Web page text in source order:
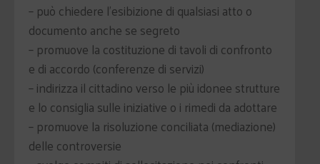
– può chiedere l'esibizione di qualsiasi atto o
documento anche se segreto
– promuove la costituzione di tavoli di confronto
e di accordo (conferenze di servizi)
– indirizza il cittadino verso le più idonee strutture
e lo consiglia sulle iniziative o i rimedi da adottare
– promuove la risoluzione conciliata (mediazione)
delle controversie